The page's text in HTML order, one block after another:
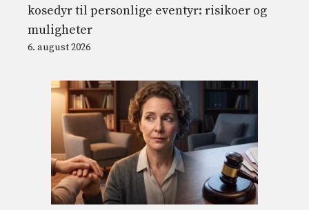
kosedyr til personlige eventyr: risikoer og
muligheter
6. august 2026